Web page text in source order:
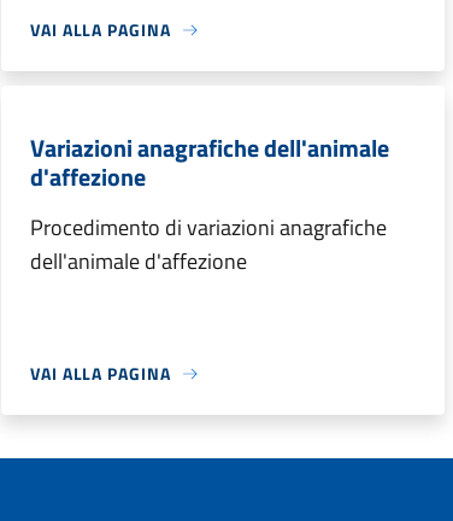
VAI ALLA PAGINA
Variazioni anagrafiche dell'animale
d'affezione
Procedimento di variazioni anagrafiche
dell'animale d'affezione
VAI ALLA PAGINA